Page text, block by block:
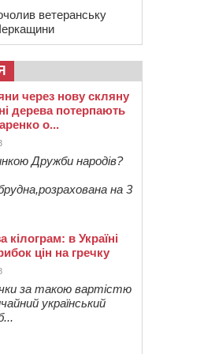
ветеранську
через нову скляну
дерева потерпають
о...
Дружби народів?
на 3
кілограм: в Україні
цін на гречку
за такою вартістю
український